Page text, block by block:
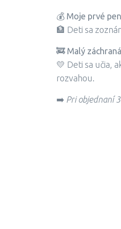
💰 Moje prvé
🏦 Deti sa
🚒 Malý
💛 Deti sa učia,
rozvahou.
➡️ Pri objednaní